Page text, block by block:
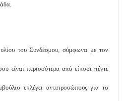
του Συνδέσμου, σύμφωνα με τον
είναι περισσότερα από είκοσι πέντε
εκλέγει αντιπροσώπους για το